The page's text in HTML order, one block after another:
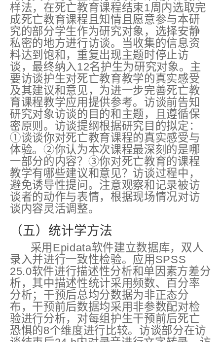
样法，在死亡教育课程结束1周内选取完
成死亡教育课程且知情且愿意参与本研
究的部分学生作为研究对象，选择安静
私密的地方进行访谈。当收集的信息资
料达到饱和，重复出现主题时停止访
谈，最终纳入12名护生为研究对象。主
要访谈护生对死亡教育教学的真实感受
及其建议和意见，为进一步完善死亡教
育课程教学应用提供参考。访谈前告知
研究对象访谈的目的和主题，且遵循保
密原则。访谈提纲根据研究目的拟定：
①谈谈你对死亡教育课程的真实感受与
体验。②你认为本次课程最深刻的是哪
一部分的内容？③你对死亡教育的课程
教学有哪些建议和意见？访谈过程中，
避免诱导性提问。注意观察和记录被访
谈者的动作与表情，根据现场情况对访
谈内容灵活调整。
（五）统计学方法
采用Epidata软件建立数据库，双人
录入并进行一致性检验。应用SPSS
25.0软件进行描述性分析和单因素方差分
析，其中描述性统计采用频数、百分率
分析；干预后总均分数据为非正态分
布，干预前后数据均采用非参数配对检
验进行分析，对每组护生干预前后死亡
恐惧的8个维度进行比较。访谈部分在访